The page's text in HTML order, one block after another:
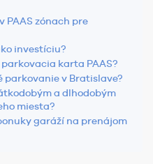
PAAS zónach pre
investíciu?
karta PAAS?
parkovanie v Bratislave?
a dlhodobým
miesta?
garáží na prenájom